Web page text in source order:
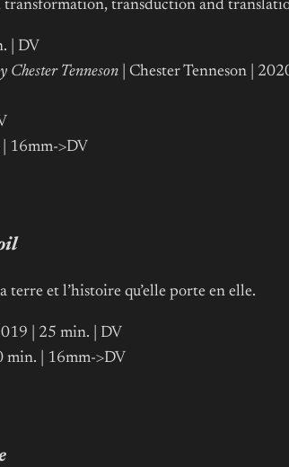
transduction and
| DV
Chester Tenneson| Chester Tenneson |
16mm->DV
et l’histoire qu’elle porte en elle.
| 25 min. | DV
min. | 16mm->DV